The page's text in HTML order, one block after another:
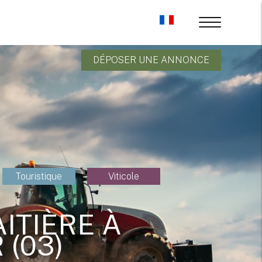
DÉPOSER UNE ANNONCE
Touristique Viticole
À
(03)